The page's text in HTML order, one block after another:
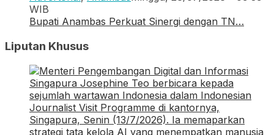
WIB
Bupati Anambas Perkuat Sinergi dengan TN…
Liputan Khusus